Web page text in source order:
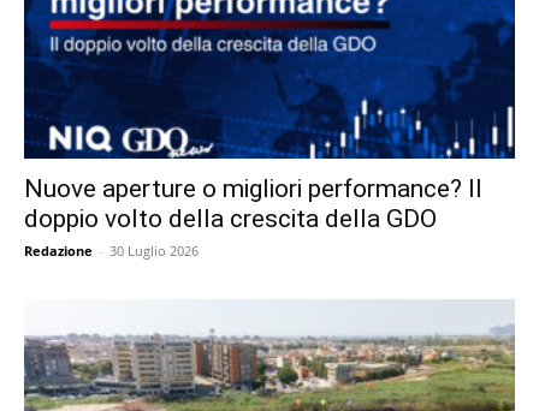
Nuove aperture o migliori performance? Il
doppio volto della crescita della GDO
Redazione - 30 Luglio 2026